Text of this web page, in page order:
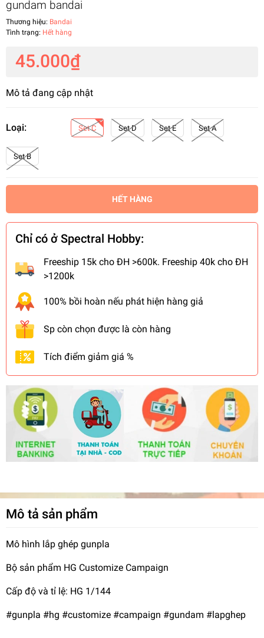
gundam bandai
Thương hiệu: Bandai
Tình trạng: Hết hàng
45.000₫
Mô tả đang cập nhật
Loại: Set C Set D Set E Set A
Set B
HẾT HÀNG
Chỉ có ở Spectral Hobby:
Freeship 15k cho ĐH >600k. Freeship 40k cho ĐH
>1200k
100% bồi hoàn nếu phát hiện hàng giả
Sp còn chọn được là còn hàng
Tích điểm giảm giá %
Mô tả sản phẩm
Mô hình lắp ghép gunpla
Bộ sản phẩm HG Customize Campaign
Cấp độ và tỉ lệ: HG 1/144
#gunpla #hg #customize #campaign #gundam #lapghep